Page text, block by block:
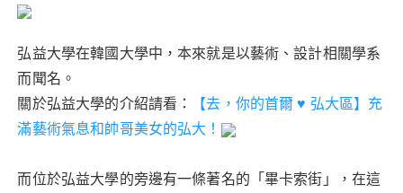
k
弘益大學在韓國大學中，本來就是以藝術、設計相關學系
而聞名。
關於弘益大學的介紹請看：
【去，你的首爾 ♥ 弘大區】充
滿藝術氣息和帥哥美女的弘大！
而位於弘益大學的旁邊有一條著名的「畢卡索街」，在這